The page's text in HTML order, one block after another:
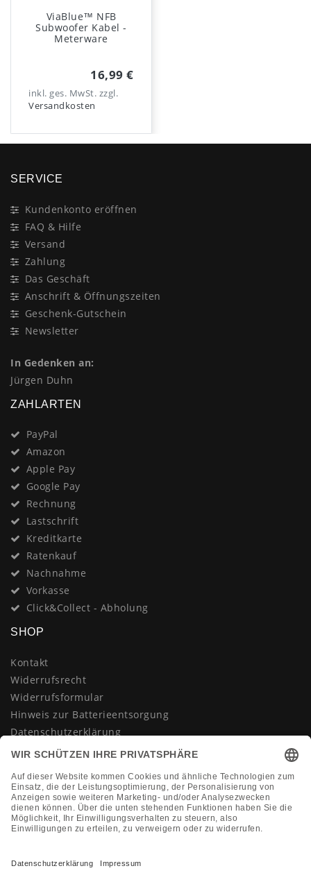
ViaBlue™ NFB
Subwoofer Kabel -
Meterware
16,99 €
inkl. ges. MwSt. zzgl.
Versandkosten
SERVICE
Kundenkonto eröffnen
FAQ & Hilfe
Versand
Zahlung
Das Geschäft
Anschrift & Öffnungszeiten
Geschenk-Gutschein
Newsletter
In Gedenken an:
Jürgen Duhn
ZAHLARTEN
PayPal
Amazon
Apple Pay
Google Pay
Rechnung
Lastschrift
Kreditkarte
Ratenkauf
Nachnahme
Vorkasse
Click&Collect - Abholung
SHOP
Kontakt
Widerrufsrecht
Widerrufsformular
Hinweis zur Batterieentsorgung
Datenschutzerklärung
AGB
Vertrag widerrufen
KONTAKT